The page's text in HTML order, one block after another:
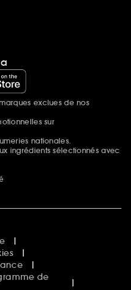
exclues de nos
sur
nationales.
ingrédients sélectionnés avec
de